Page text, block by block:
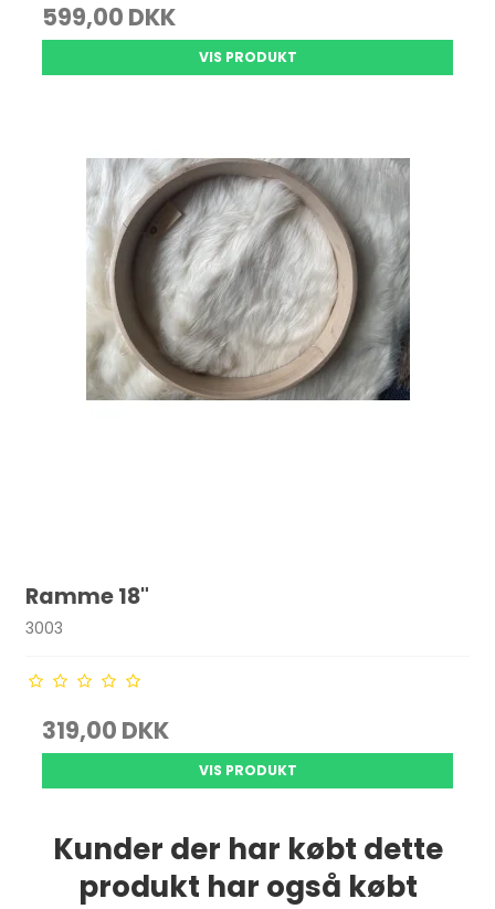
599,00 DKK
VIS PRODUKT
Ramme 18"
3003
319,00 DKK
VIS PRODUKT
Kunder der har købt dette
produkt har også købt